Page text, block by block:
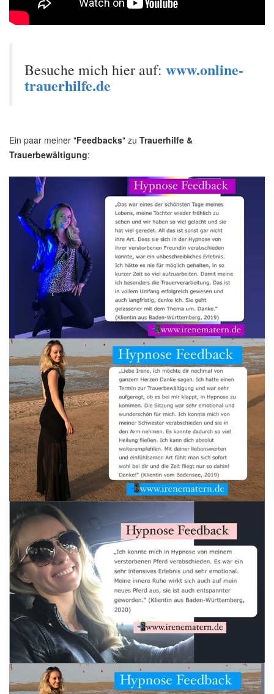
Besuche mich hier auf: www.online-
trauerhilfe.de
Ein paar meiner "Feedbacks" zu Trauerhilfe &
Trauerbewältigung: